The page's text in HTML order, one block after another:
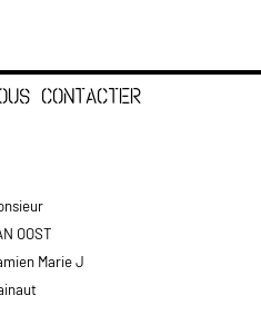
CONTACTER
OOST
Marie J